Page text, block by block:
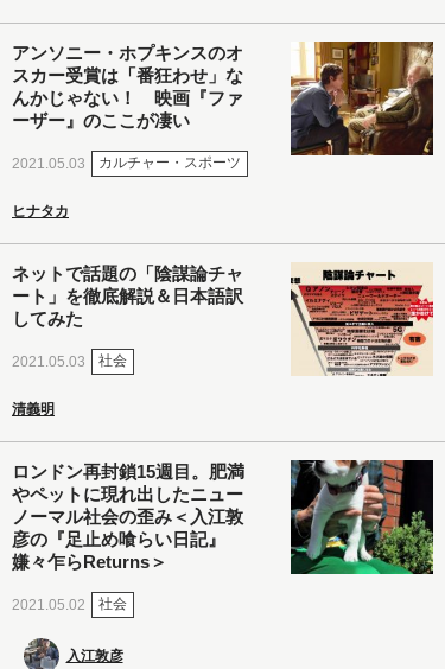
アンソニー・ホプキンスのオ
スカー受賞は「番狂わせ」な
んかじゃない！ 映画『ファ
ーザー』のここが凄い
2021.05.03 カルチャー・スポーツ
ヒナタカ
ネットで話題の「陰謀論チャ
ート」を徹底解説＆日本語訳
してみた
2021.05.03 社会
清義明
ロンドン再封鎖15週目。肥満
やペットに現れ出したニュー
ノーマル社会の歪み＜入江敦
彦の『足止め喰らい日記』
嫌々乍らReturns＞
2021.05.02 社会
入江敦彦